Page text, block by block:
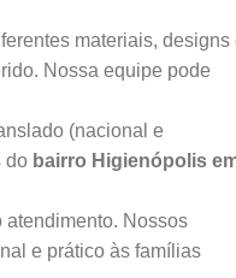
materiais, designs
Nossa equipe pode
(nacional e
do bairro Higienópolis
atendimento. Nossos
e prático às famílias